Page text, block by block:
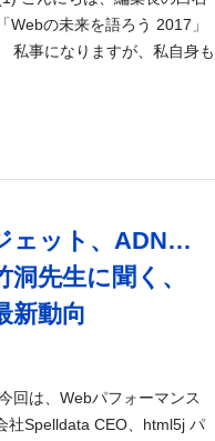
の未来を語ろう 2017」
私事になりますが、私自身も
ェット、ADN…
先生に聞く、
新動向
回は、Webパフォーマンス
社Spelldata CEO、html5j パ